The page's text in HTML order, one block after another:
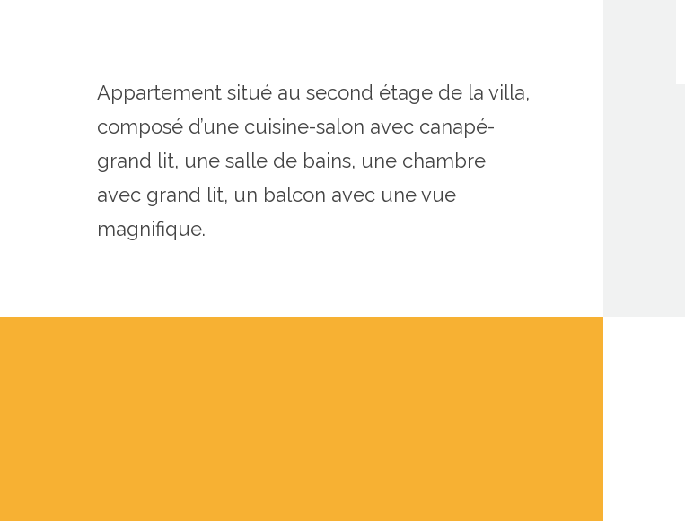
Appartement situé au second étage de la villa,
composé d’une cuisine-salon avec canapé-
grand lit, une salle de bains, une chambre
avec grand lit, un balcon avec une vue
magnifique.